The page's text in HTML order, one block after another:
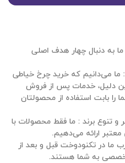
به دنبال چهار هدف اصلی
می‌دانیم که خرید چرخ خیاطی
دلیل، خدمات پس از فروش
را بابت استفاده از محصولتان
و تنوع برند : ما فقط محصولات با
در تکنودوخت قبل و بعد از